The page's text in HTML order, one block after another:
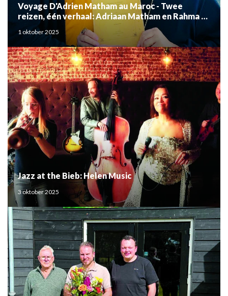
Voyage D'Adrien Matham au Maroc - Twee
reizen, één verhaal: Adriaan Matham en Rahma el
Mouden
1 oktober 2025
Jazz at the Bieb: Helen Music
3 oktober 2025